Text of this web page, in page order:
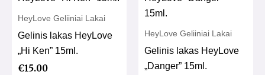
HeyLove Geliiniai Lakai
Gelinis lakas HeyLove
„Hi Ken” 15ml.
€15.00
HeyLove Geliiniai Lakai
Gelinis lakas HeyLove
„Danger” 15ml.